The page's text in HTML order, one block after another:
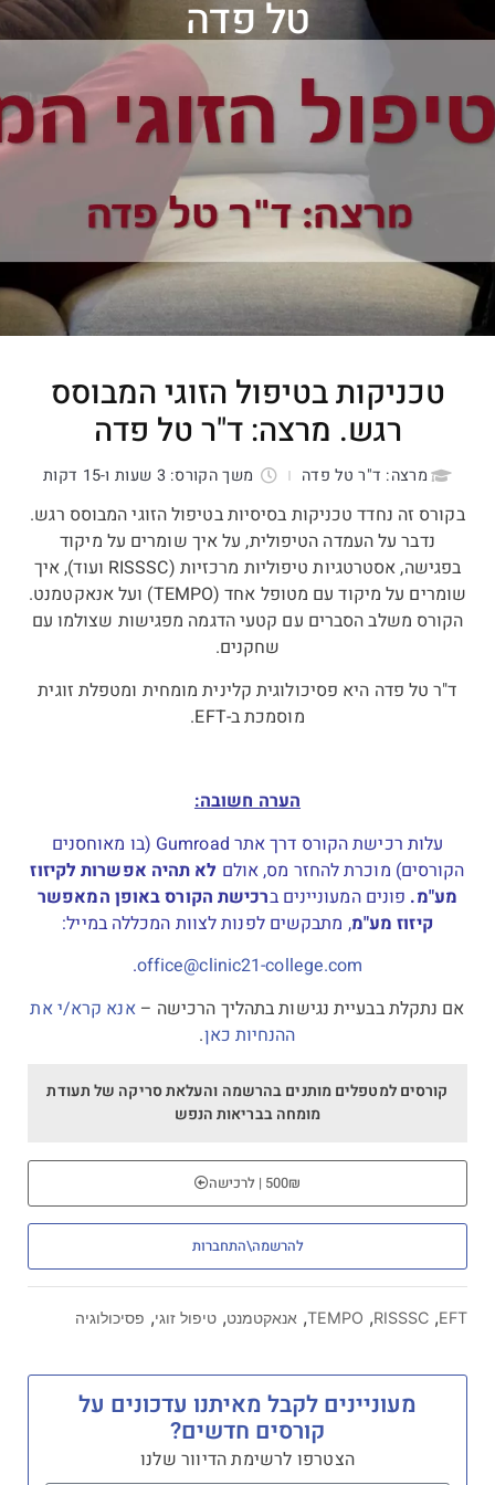
טל פדה
מעוניינים לקבל מאיתנו עדכונים על
קורסים חדשים?
הצטרפו לרשימת הדיוור שלנו
טכניקות בטיפול הזוגי המבוסס
רגש. מרצה: ד"ר טל פדה
מרצה: ד"ר טל פדה משך הקורס: 3 שעות ו-15 דקות
בקורס זה נחדד טכניקות בסיסיות בטיפול הזוגי המבוסס רגש.
נדבר על העמדה הטיפולית, על איך שומרים על מיקוד
בפגישה, אסטרטגיות טיפוליות מרכזיות (RISSSC ועוד), איך
שומרים על מיקוד עם מטופל אחד (TEMPO) ועל אנאקטמנט.
הקורס משלב הסברים עם קטעי הדגמה מפגישות שצולמו עם
שחקנים.
ד"ר טל פדה היא פסיכולוגית קלינית מומחית ומטפלת זוגית
מוסמכת ב-EFT.
הערה חשובה:
עלות רכישת הקורס דרך אתר Gumroad (בו מאוחסנים
הקורסים) מוכרת להחזר מס, אולם לא תהיה אפשרות לקיזוז
מע"מ. פונים המעוניינים ברכישת הקורס באופן המאפשר
קיזוז מע"מ, מתבקשים לפנות לצוות המכללה במייל:
office@clinic21-college.com
.
אם נתקלת בבעיית נגישות בתהליך הרכישה –אנא קרא/י את
ההנחיות כאן.
קורסים למטפלים מותנים בהרשמה והעלאת סריקה של תעודת
מומחה בבריאות הנפש
500₪ | לרכישה
להרשמה\התחברות
EFT
,
RISSSC
,
TEMPO
, אנאקטמנט, טיפול זוגי, פסיכולוגיה